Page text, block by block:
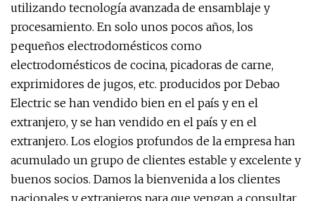
utilizando tecnología avanzada de ensamblaje y
procesamiento. En solo unos pocos años, los
pequeños electrodomésticos como
electrodomésticos de cocina, picadoras de carne,
exprimidores de jugos, etc. producidos por Debao
Electric se han vendido bien en el país y en el
extranjero, y se han vendido en el país y en el
extranjero. Los elogios profundos de la empresa han
acumulado un grupo de clientes estable y excelente y
buenos socios. Damos la bienvenida a los clientes
nacionales y extranjeros para que vengan a consultar